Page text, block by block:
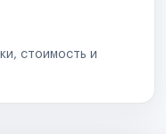
стоимость и